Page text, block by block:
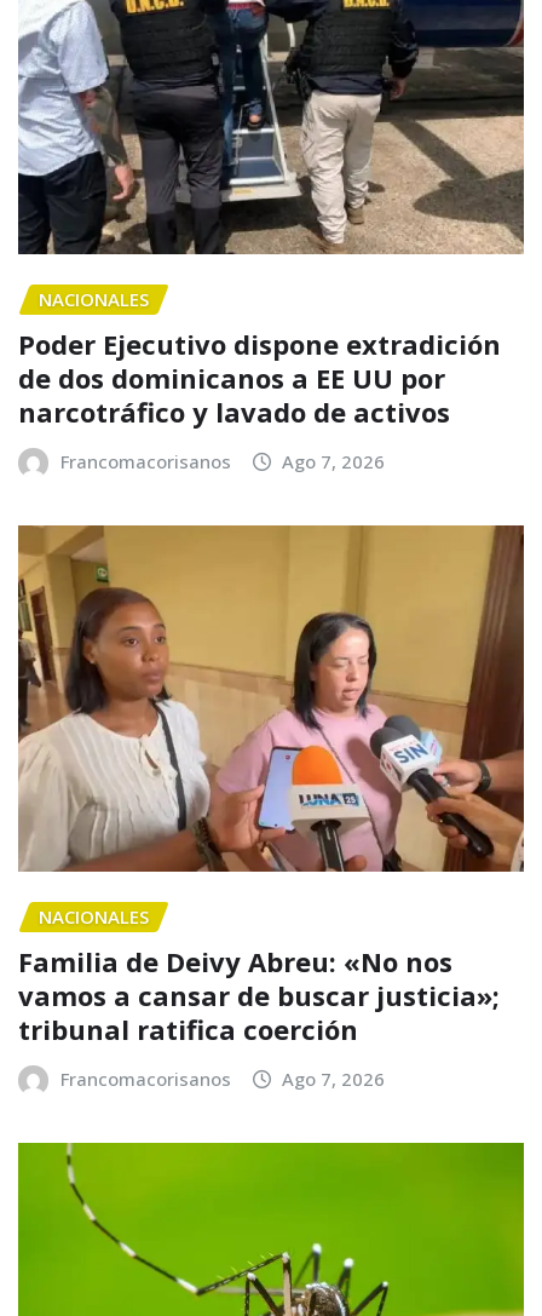
NACIONALES
Poder Ejecutivo dispone extradición
de dos dominicanos a EE UU por
narcotráfico y lavado de activos
Francomacorisanos Ago 7, 2026
NACIONALES
Familia de Deivy Abreu: «No nos
vamos a cansar de buscar justicia»;
tribunal ratifica coerción
Francomacorisanos Ago 7, 2026